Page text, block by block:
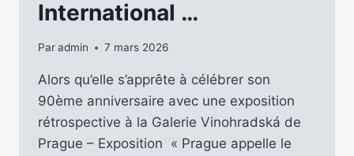
International …
Paradmin 7 mars 2026
Alors qu’elle s’apprête à célébrer son
90ème anniversaire avec une exposition
rétrospective à la Galerie Vinohradská de
Prague – Exposition « Prague appelle le